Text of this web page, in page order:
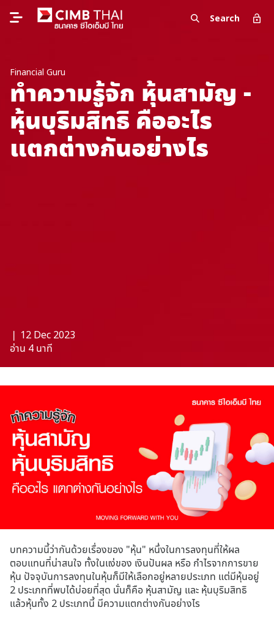
Search
Financial Guru
ทำความรู้จัก หุ้นสามัญ -
หุ้นบุริมสิทธิ คืออะไร
แตกต่างกันอย่างไร
❘ 12 Dec 2023
อ่าน 4 นาที
บทความนี้ว่ากันด้วยเรื่องของ "หุ้น" หนึ่งในการลงทุนที่ให้ผล
ตอบแทนที่น่าสนใจ ทั้งในแง่ของ เงินปันผล หรือ กำไรจากการขาย
หุ้น ปัจจุบันการลงทุนในหุ้นก็มีให้เลือกอยู่หลายประเภท แต่มีหุ้นอยู่
2 ประเภทที่พบได้บ่อยที่สุด นั่นก็คือ หุ้นสามัญ และ หุ้นบุริมสิทธิ
แล้วหุ้นทั้ง 2 ประเภทนี้ มีความแตกต่างกันอย่างไร